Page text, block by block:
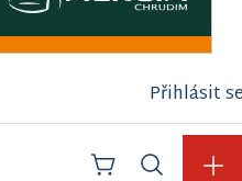
Přihlásit se